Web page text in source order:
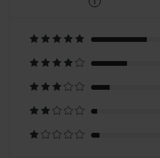
Oparte
na
62
opiniach